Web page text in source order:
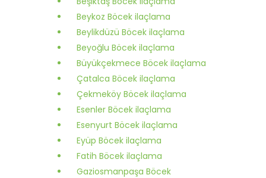
Beykoz Böcek ilaçlama
Beylikdüzü Böcek ilaçlama
Beyoğlu Böcek ilaçlama
Büyükçekmece Böcek ilaçlama
Çatalca Böcek ilaçlama
Çekmeköy Böcek ilaçlama
Esenler Böcek ilaçlama
Esenyurt Böcek ilaçlama
Eyüp Böcek ilaçlama
Fatih Böcek ilaçlama
Gaziosmanpaşa Böcek